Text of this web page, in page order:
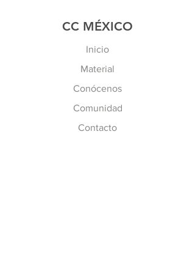
CC MÉXICO
Inicio
Material
Conócenos
Comunidad
Contacto